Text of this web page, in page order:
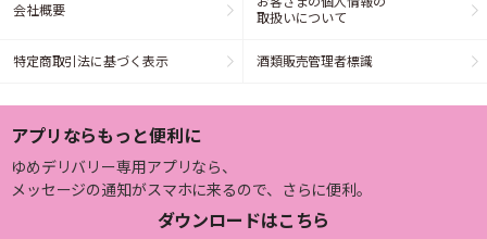
会社概要
取扱いについて
特定商取引法に基づく表示 酒類販売管理者標識
アプリならもっと便利に
ゆめデリバリー専用アプリなら、
メッセージの通知がスマホに来るので、さらに便利。
ダウンロードはこちら